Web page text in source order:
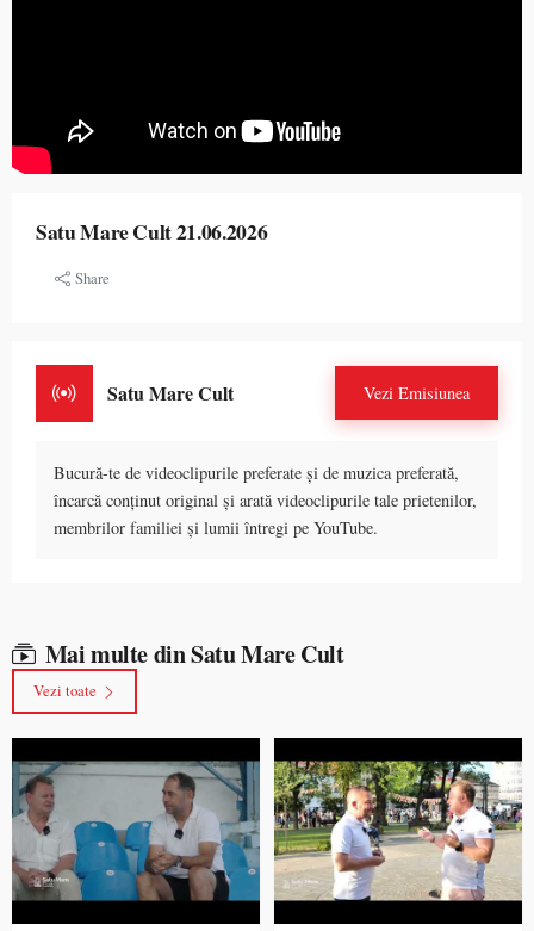
Satu Mare Cult 21.06.2026
Share
Satu Mare Cult Vezi Emisiunea
Bucură-te de videoclipurile preferate și de muzica preferată,
încarcă conținut original și arată videoclipurile tale prietenilor,
membrilor familiei și lumii întregi pe YouTube.
Mai multe din Satu Mare Cult
Vezi toate